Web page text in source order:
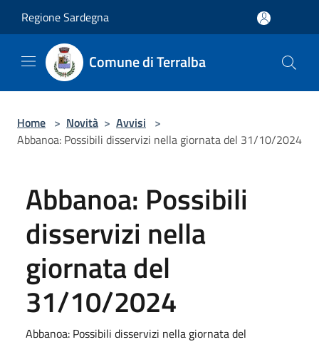
Regione Sardegna
Comune di Terralba
Home > Novità > Avvisi >
Abbanoa: Possibili disservizi nella giornata del 31/10/2024
Abbanoa: Possibili
disservizi nella
giornata del
31/10/2024
Abbanoa: Possibili disservizi nella giornata del